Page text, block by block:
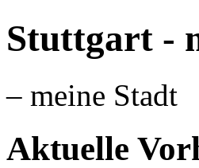
Stuttgart -
– meine Stadt
Aktuelle